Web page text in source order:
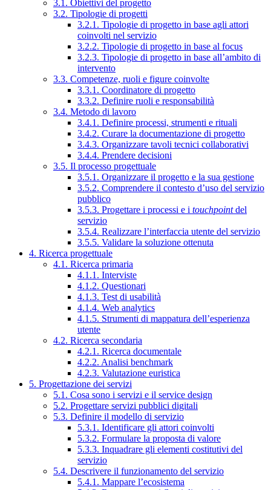
3.1. Obiettivi del progetto
3.2. Tipologie di progetti
3.2.1. Tipologie di progetto in base agli attori
coinvolti nel servizio
3.2.2. Tipologie di progetto in base al focus
3.2.3. Tipologie di progetto in base all’ambito di
intervento
3.3. Competenze, ruoli e figure coinvolte
3.3.1. Coordinatore di progetto
3.3.2. Definire ruoli e responsabilità
3.4. Metodo di lavoro
3.4.1. Definire processi, strumenti e rituali
3.4.2. Curare la documentazione di progetto
3.4.3. Organizzare tavoli tecnici collaborativi
3.4.4. Prendere decisioni
3.5. Il processo progettuale
3.5.1. Organizzare il progetto e la sua gestione
3.5.2. Comprendere il contesto d’uso del servizio
pubblico
3.5.3. Progettare i processi e i touchpointdel
servizio
3.5.4. Realizzare l’interfaccia utente del servizio
3.5.5. Validare la soluzione ottenuta
4. Ricerca progettuale
4.1. Ricerca primaria
4.1.1. Interviste
4.1.2. Questionari
4.1.3. Test di usabilità
4.1.4. Web analytics
4.1.5. Strumenti di mappatura dell’esperienza
utente
4.2. Ricerca secondaria
4.2.1. Ricerca documentale
4.2.2. Analisi benchmark
4.2.3. Valutazione euristica
5. Progettazione dei servizi
5.1. Cosa sono i servizi e il service design
5.2. Progettare servizi pubblici digitali
5.3. Definire il modello di servizio
5.3.1. Identificare gli attori coinvolti
5.3.2. Formulare la proposta di valore
5.3.3. Inquadrare gli elementi costitutivi del
servizio
5.4. Descrivere il funzionamento del servizio
5.4.1. Mappare l’ecosistema